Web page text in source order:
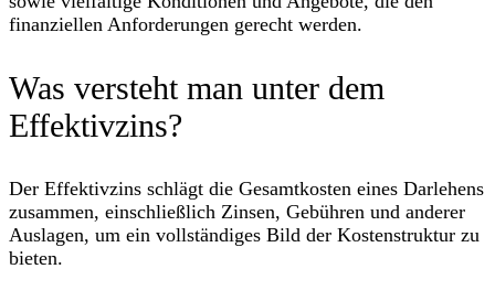
finanziellen Anforderungen gerecht werden.
Was versteht man unter dem
Effektivzins?
Der Effektivzins schlägt die Gesamtkosten eines Darlehens
zusammen, einschließlich Zinsen, Gebühren und anderer
Auslagen, um ein vollständiges Bild der Kostenstruktur zu
bieten.